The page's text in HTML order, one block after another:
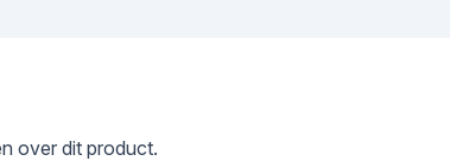
over dit product.